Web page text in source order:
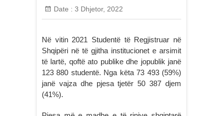
Date : 3 Dhjetor, 2022
Në vitin 2021 Studentë të Regjistruar në
Shqipëri në të gjitha institucionet e arsimit
të lartë, qoftë ato publike dhe jopublik janë
123 880 studentë. Nga këta 73 493 (59%)
janë vajza dhe pjesa tjetër 50 387 djem
(41%).